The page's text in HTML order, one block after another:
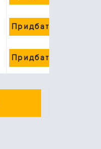
Придбати
Придбати